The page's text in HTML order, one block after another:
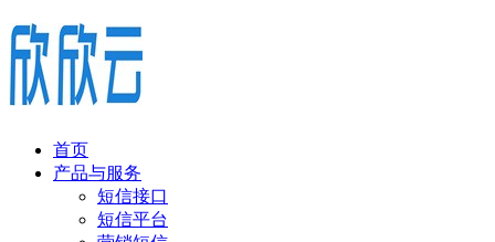
首页
产品与服务
短信接口
短信平台